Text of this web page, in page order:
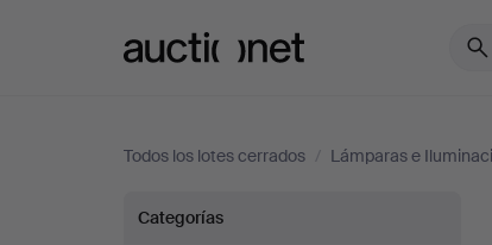
Todos los lotes cerrados / Lámparas e
Lámparas
Categorías